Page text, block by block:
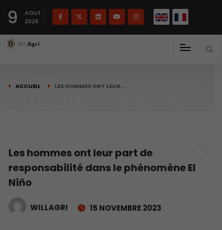
9
AOUT
2026
ACCUEIL LES HOMMES ONT LEUR…
Les hommes ont leur part de
responsabilité dans le phénomène El
Niño
WILLAGRI 15 NOVEMBRE 2023
Français English(English)